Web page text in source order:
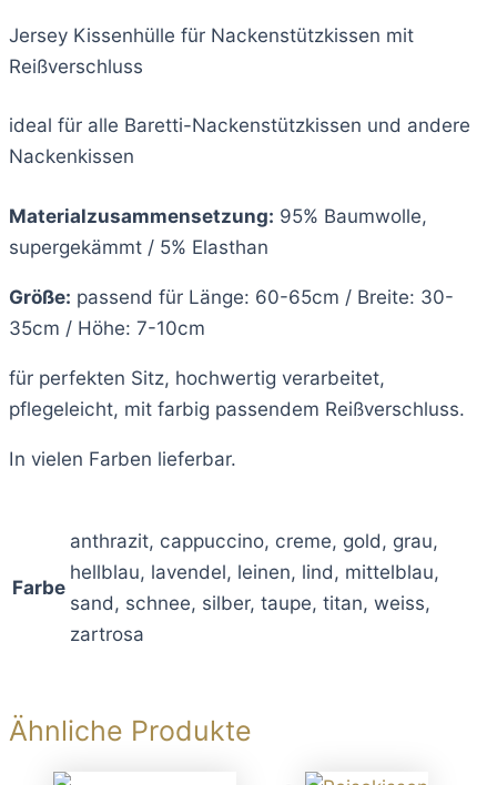
Jersey Kissenhülle für Nackenstützkissen mit
Reißverschluss
ideal für alle Baretti-Nackenstützkissen und andere
Nackenkissen
Materialzusammensetzung: 95% Baumwolle,
supergekämmt / 5% Elasthan
Größe: passend für Länge: 60-65cm / Breite: 30-
35cm / Höhe: 7-10cm
für perfekten Sitz, hochwertig verarbeitet,
pflegeleicht, mit farbig passendem Reißverschluss.
In vielen Farben lieferbar.
Farbe
anthrazit, cappuccino, creme, gold, grau,
hellblau, lavendel, leinen, lind, mittelblau,
sand, schnee, silber, taupe, titan, weiss,
zartrosa
Ähnliche Produkte